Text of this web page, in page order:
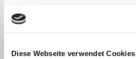
Diese Webseite verwendet Cookies